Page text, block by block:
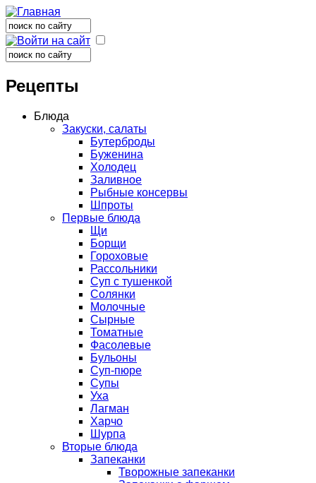
Форма поиска
Поиск
Поиск
Рецепты
Блюда
Закуски, салаты
Бутерброды
Буженина
Холодец
Заливное
Рыбные консервы
Шпроты
Первые блюда
Щи
Борщи
Гороховые
Рассольники
Суп с тушенкой
Солянки
Молочные
Сырные
Томатные
Фасолевые
Бульоны
Суп-пюре
Супы
Уха
Лагман
Харчо
Шурпа
Вторые блюда
Запеканки
Творожные запеканки